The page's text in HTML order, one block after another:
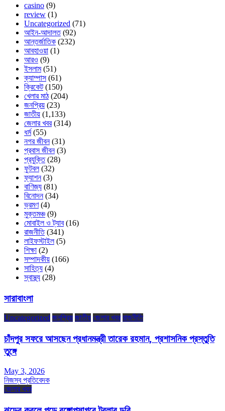
casino (9)
review (1)
Uncategorized (71)
আইন-আদালত(92)
আন্তর্জাতিক (232)
আবহাওয়া (1)
আরও (9)
ইসলাম(51)
ক্যাম্পাস(61)
ক্রিকেট(150)
খেলার মাঠ(204)
জনপ্রিয় (23)
জাতীয় (1,133)
জেলার খবর(314)
ধর্ম(55)
নগর জীবন(31)
প্রবাস জীবন(3)
প্রযুক্তি(28)
ফুটবল(32)
ফ্যাশন(3)
বাণিজ্য (81)
বিনোদন(34)
ভ্রমণ(4)
মুক্তমঞ্চ (9)
মোবাইল ও ট্যাব(16)
রাজনীতি(341)
লাইফস্টাইল(5)
শিক্ষা (2)
সম্পাদকীয় (166)
সাহিত্য (4)
স্বাস্থ্য (28)
সারাবাংলা
Uncategorized জনপ্রিয় জাতীয় জেলার খবর রাজনীতি
চাঁদপুর সফরে আসছেন প্রধানমন্ত্রী তারেক রহমান, প্রশাসনিক প্রস্তুতি
তুঙ্গে
May 3, 2026
নিজস্ব প্রতিবেদক
জেলার খবর